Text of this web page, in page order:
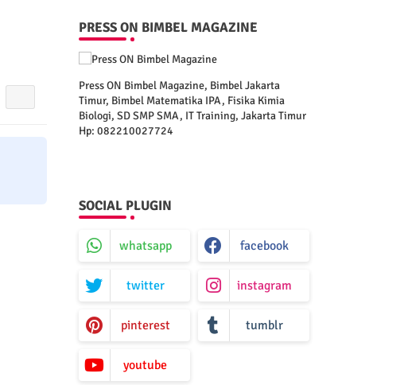
PRESS ON BIMBEL MAGAZINE
Press ON Bimbel Magazine, Bimbel Jakarta
Timur, Bimbel Matematika IPA, Fisika Kimia
Biologi, SD SMP SMA, IT Training, Jakarta Timur
Hp: 082210027724
SOCIAL PLUGIN
whatsapp facebook
twitter instagram
pinterest tumblr
youtube